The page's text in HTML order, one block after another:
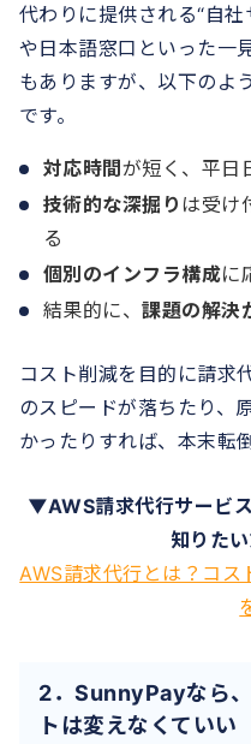
代わりに提供される“自
や日本語窓口といった一
もありますが、以下のよ
です。
対応時間が短く、平日
技術的な深掘り は受け
る
個別のインフラ構成に
結果的に、課題の解決
コスト削減を目的に請求
のスピードが落ちたり、
かったりすれば、本末転倒
▼AWS請求代行サービ
知りた
AWS請求代行とは？コ
2．SunnyPayなら
トは変えなくていい